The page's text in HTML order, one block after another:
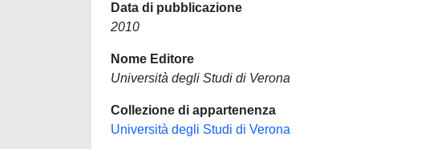
Data di pubblicazione
2010
Nome Editore
Università degli Studi di Verona
Collezione di appartenenza
Università degli Studi di Verona